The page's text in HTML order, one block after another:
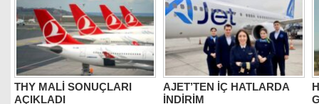
THY MALİ SONUÇLARI
AÇIKLADI
AJET’TEN İÇ HATLARDA
İNDİRİM